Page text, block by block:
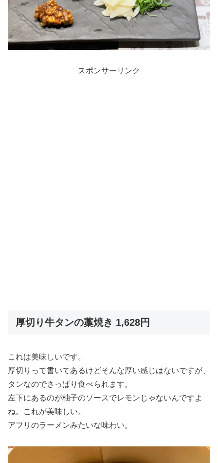
スポンサーリンク
厚切り牛タンの藁焼き 1,628円
これは美味しいです。
厚切りって書いてあるけどそんな厚い感じはないですが、
タンなのでさっぱり食べられます。
左下にあるのが柚子のソースでレモンじゃないんですよ
ね。これが美味しい。
アフリのラーメンみたいな味わい。